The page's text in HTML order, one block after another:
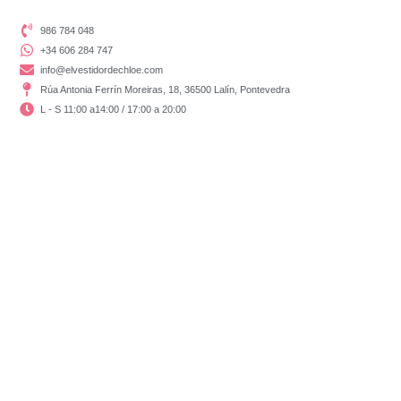
986 784 048
+34 606 284 747
info@elvestidordechloe.com
Rúa Antonia Ferrín Moreiras, 18, 36500 Lalín, Pontevedra
L - S 11:00 a14:00 / 17:00 a 20:00